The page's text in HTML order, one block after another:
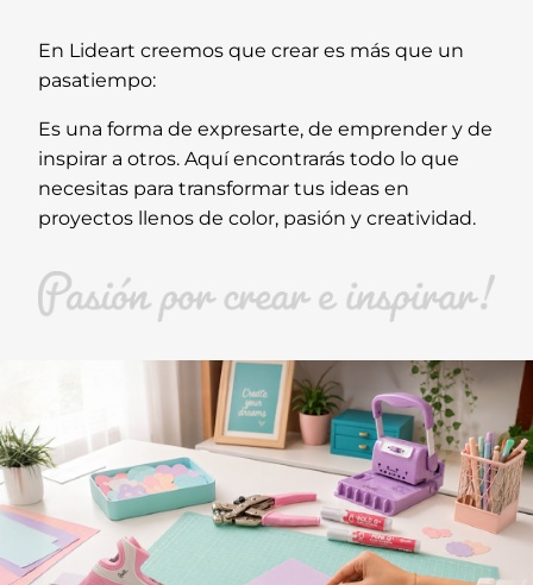
En Lideart creemos que crear es más que un
pasatiempo:
Es una forma de expresarte, de emprender y de
inspirar a otros. Aquí encontrarás todo lo que
necesitas para transformar tus ideas en
proyectos llenos de color, pasión y creatividad.